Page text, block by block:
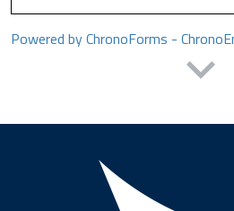
Powered by ChronoForms -